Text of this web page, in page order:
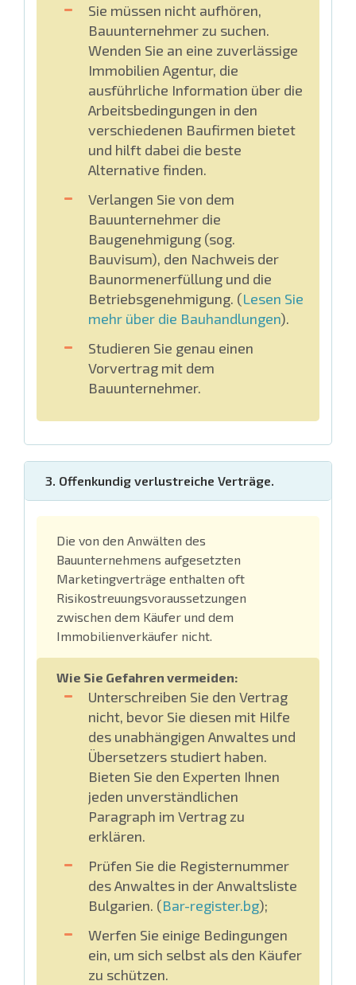
Sie müssen nicht aufhören,
Bauunternehmer zu suchen.
Wenden Sie an eine zuverlässige
Immobilien Agentur, die
ausführliche Information über die
Arbeitsbedingungen in den
verschiedenen Baufirmen bietet
und hilft dabei die beste
Alternative finden.
Verlangen Sie von dem
Bauunternehmer die
Baugenehmigung (sog.
Bauvisum), den Nachweis der
Baunormenerfüllung und die
Betriebsgenehmigung. (Lesen Sie
mehr über die Bauhandlungen).
Studieren Sie genau einen
Vorvertrag mit dem
Bauunternehmer.
3. Offenkundig verlustreiche Verträge.
Die von den Anwälten des
Bauunternehmens aufgesetzten
Marketingverträge enthalten oft
Risikostreuungsvoraussetzungen
zwischen dem Käufer und dem
Immobilienverkäufer nicht.
Wie Sie Gefahren vermeiden:
Unterschreiben Sie den Vertrag
nicht, bevor Sie diesen mit Hilfe
des unabhängigen Anwaltes und
Übersetzers studiert haben.
Bieten Sie den Experten Ihnen
jeden unverständlichen
Paragraph im Vertrag zu
erklären.
Prüfen Sie die Registernummer
des Anwaltes in der Anwaltsliste
Bulgarien. (Bar-register.bg);
Werfen Sie einige Bedingungen
ein, um sich selbst als den Käufer
zu schützen.